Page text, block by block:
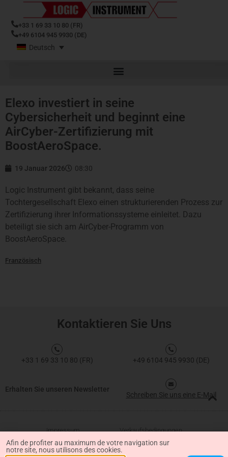
+33 1 69 33 10 80 (FR)
+49 6104 945 9930 (DE)
Deutsch
Elexo investiert in seine
Cybersicherheit und beginnt eine
AirCyber-Zertifizierung mit
BoostAeroSpace.
19 Januar 2026 08:30
Logic Instrument gibt bekannt, dass seine
Tochtergesellschaft Elexo einen strukturierenden Prozess zur
Zertifizierung ihrer Informationssysteme einleitet. Dazu
beteiligt sie sich am AirCyber-Programm von
BoostAeroSpace.
Französisch
Kontaktieren Sie Uns
+33 1 69 33 10 80 (FR) +49 6104 945 9930 (DE)
Erhalten Sie unseren Newsletter
Schreiben Sie uns eine E-Mail
Impressum Verkaufsbedingungen
Datenschutz-Bestimmungen
Afin de profiter au maximum de votre navigation sur
notre site, nous utilisons des cookies.